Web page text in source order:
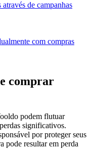
de campanhas
com compras
comprar
podem flutuar
significativos.
por proteger seus
pode resultar em perda